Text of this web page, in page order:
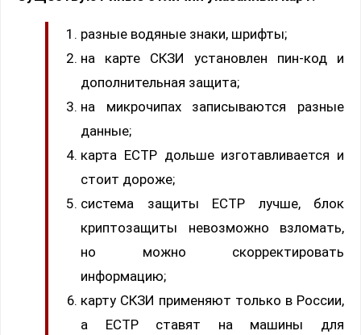
разные водяные знаки, шрифты;
на карте СКЗИ установлен пин-код и
дополнительная защита;
на микрочипах записываются разные
данные;
карта ЕСТР дольше изготавливается и
стоит дороже;
система защиты ЕСТР лучше, блок
криптозащиты невозможно взломать,
но можно скорректировать
информацию;
карту СКЗИ применяют только в России,
а ЕСТР ставят на машины для